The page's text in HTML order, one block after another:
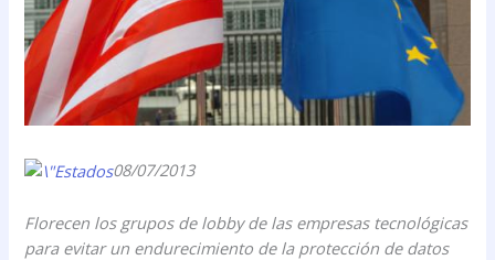
08/07/2013
Florecen los grupos de lobby de las empresas tecnológicas
para evitar un endurecimiento de la protección de datos